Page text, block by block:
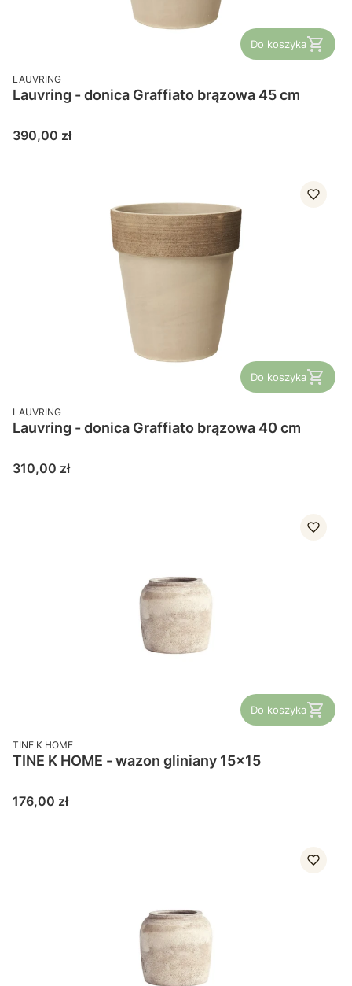
Do koszyka
PRODUCENT
LAUVRING
Lauvring - donica Graffiato brązowa 45 cm
Cena
390,00 zł
Do koszyka
PRODUCENT
LAUVRING
Lauvring - donica Graffiato brązowa 40 cm
Cena
310,00 zł
Do koszyka
PRODUCENT
TINE K HOME
TINE K HOME - wazon gliniany 15x15
Cena
176,00 zł